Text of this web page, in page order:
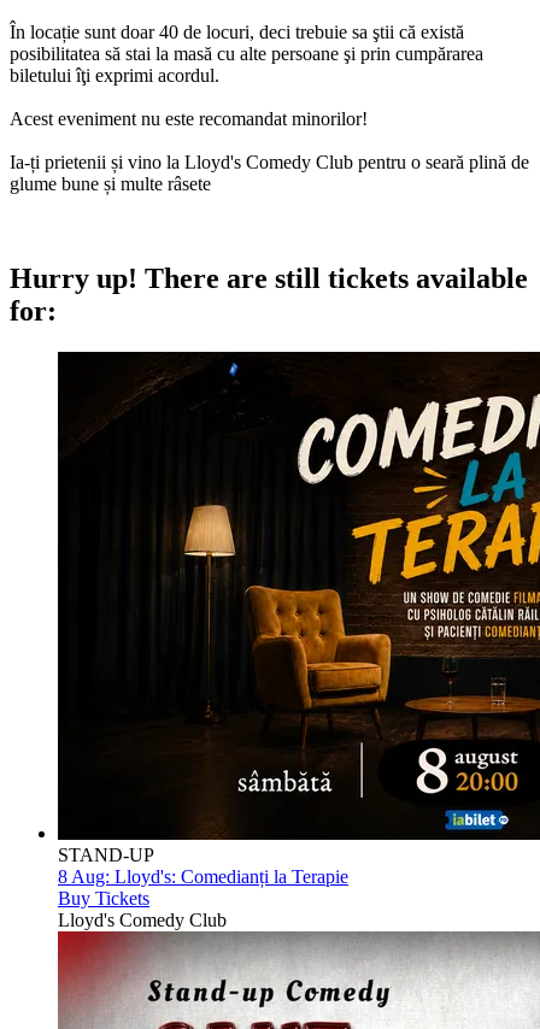
În locație sunt doar 40 de locuri, deci trebuie sa ştii că există
posibilitatea să stai la masă cu alte persoane şi prin cumpărarea
biletului îţi exprimi acordul.
Acest eveniment nu este recomandat minorilor!
Ia-ți prietenii și vino la Lloyd's Comedy Club pentru o seară plină de
glume bune și multe râsete
Hurry up! There are still tickets available
for:
STAND-UP
8 Aug: Lloyd's: Comedianți la Terapie
Buy Tickets
Lloyd's Comedy Club